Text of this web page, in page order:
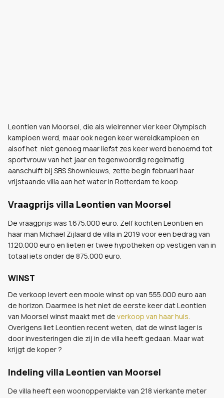
Leontien van Moorsel, die als wielrenner vier keer Olympisch
kampioen werd, maar ook negen keer wereldkampioen en
alsof het niet genoeg maar liefst zes keer werd benoemd tot
sportvrouw van het jaar en tegenwoordig regelmatig
aanschuift bij SBS Shownieuws, zette begin februari haar
vrijstaande villa aan het water in Rotterdam te koop.
Vraagprijs villa Leontien van Moorsel
De vraagprijs was 1.675.000 euro. Zelf kochten Leontien en
haar man Michael Zijlaard de villa in 2019 voor een bedrag van
1.120.000 euro en lieten er twee hypotheken op vestigen van in
totaal iets onder de 875.000 euro.
WINST
De verkoop levert een mooie winst op van 555.000 euro aan
de horizon. Daarmee is het niet de eerste keer dat Leontien
van Moorsel winst maakt met de verkoop van haar huis.
Overigens liet Leontien recent weten, dat de winst lager is
door investeringen die zij in de villa heeft gedaan. Maar wat
krijgt de koper ?
Indeling villa Leontien van Moorsel
De villa heeft een woonoppervlakte van 218 vierkante meter